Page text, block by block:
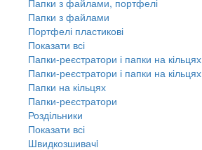
Папки з файлами
Портфелі пластикові
Показати всі
Папки-реєстратори і папки на кільцях
Папки-реєстратори і папки на кільцях
Папки на кільцях
Папки-реєстратори
Роздільники
Показати всі
Швидкозшивачi